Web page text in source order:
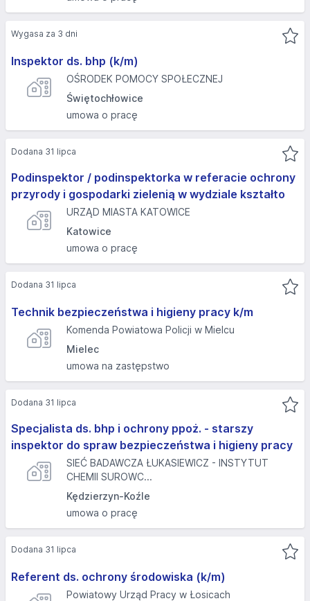
Inspektor ds. bhp (k/m)
OŚRODEK POMOCY SPOŁECZNEJ
Świętochłowice
umowa o pracę
Wygasa za 3 dni
Podinspektor / podinspektorka w referacie ochrony
przyrody i gospodarki zielenią w wydziale kształto
URZĄD MIASTA KATOWICE
Katowice
umowa o pracę
Dodana 31 lipca
Technik bezpieczeństwa i higieny pracy k/m
Komenda Powiatowa Policji w Mielcu
Mielec
umowa na zastępstwo
Dodana 31 lipca
Specjalista ds. bhp i ochrony ppoż. - starszy
inspektor do spraw bezpieczeństwa i higieny pracy
SIEĆ BADAWCZA ŁUKASIEWICZ - INSTYTUT
CHEMII SUROWC...
Kędzierzyn-Koźle
umowa o pracę
Dodana 31 lipca
Referent ds. ochrony środowiska (k/m)
Powiatowy Urząd Pracy w Łosicach
Dodana 31 lipca